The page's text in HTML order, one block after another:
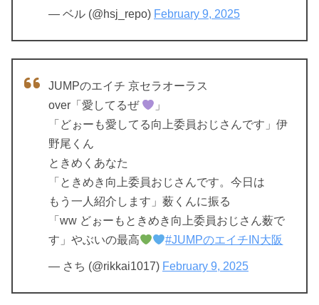
— ベル (@hsj_repo) February 9, 2025
JUMPのエイチ 京セラオーラス
over「愛してるぜ
」
「どぉーも愛してる向上委員おじさんです」伊
野尾くん
ときめくあなた
「ときめき向上委員おじさんです。今日は
もう一人紹介します」薮くんに振る
「ww どぉーもときめき向上委員おじさん薮で
す」やぶいの最高
#JUMPのエイチIN大阪
— さち (@rikkai1017) February 9, 2025